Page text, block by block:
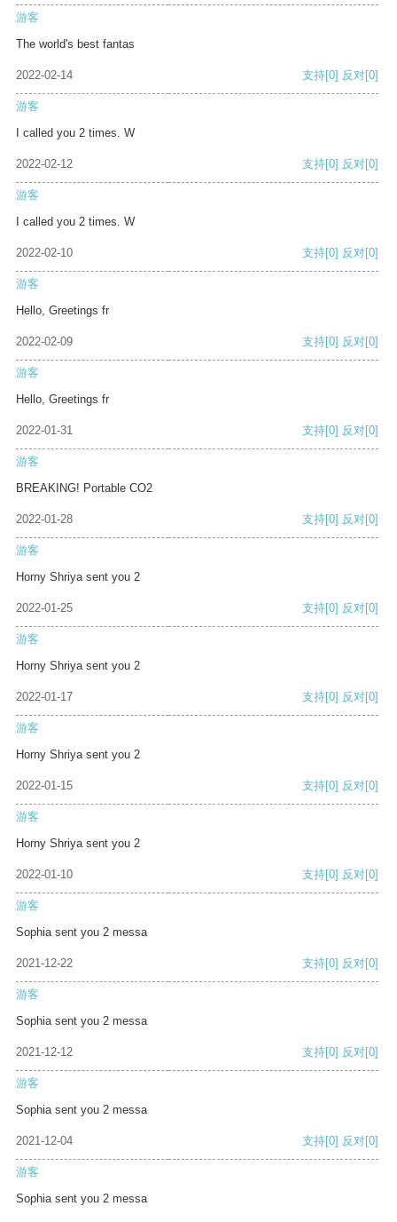
游客
The world's best fantas
2022-02-14 支持[0] 反对[0]
游客
I called you 2 times. W
2022-02-12 支持[0] 反对[0]
游客
I called you 2 times. W
2022-02-10 支持[0] 反对[0]
游客
Hello, Greetings fr
2022-02-09 支持[0] 反对[0]
游客
Hello, Greetings fr
2022-01-31 支持[0] 反对[0]
游客
BREAKING! Portable CO2
2022-01-28 支持[0] 反对[0]
游客
Horny Shriya sent you 2
2022-01-25 支持[0] 反对[0]
游客
Horny Shriya sent you 2
2022-01-17 支持[0] 反对[0]
游客
Horny Shriya sent you 2
2022-01-15 支持[0] 反对[0]
游客
Horny Shriya sent you 2
2022-01-10 支持[0] 反对[0]
游客
Sophia sent you 2 messa
2021-12-22 支持[0] 反对[0]
游客
Sophia sent you 2 messa
2021-12-12 支持[0] 反对[0]
游客
Sophia sent you 2 messa
2021-12-04 支持[0] 反对[0]
游客
Sophia sent you 2 messa